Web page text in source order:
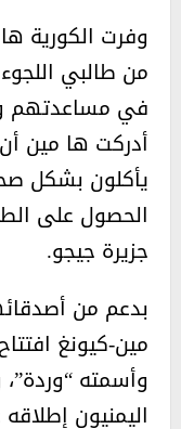
وفرت الكورية
من طالبي
في مساعدتهم
أدركت ها مين
يأكلون بشكل
الحصول على
جزيرة جيجو.
بدعم من
مين-كيونغ
وأسمته
اليمنيون